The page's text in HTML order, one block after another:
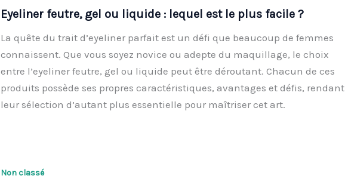
Eyeliner feutre, gel ou liquide : lequel est le plus facile ?
La quête du trait d’eyeliner parfait est un défi que beaucoup de femmes
connaissent. Que vous soyez novice ou adepte du maquillage, le choix
entre l’eyeliner feutre, gel ou liquide peut être déroutant. Chacun de ces
produits possède ses propres caractéristiques, avantages et défis, rendant
leur sélection d’autant plus essentielle pour maîtriser cet art.
Non classé